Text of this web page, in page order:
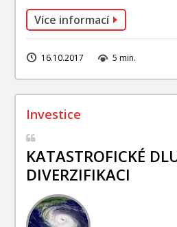
Více informací
16.10.2017 5 min.
KATASTROFICKÉ
DIVERZIFIKACI